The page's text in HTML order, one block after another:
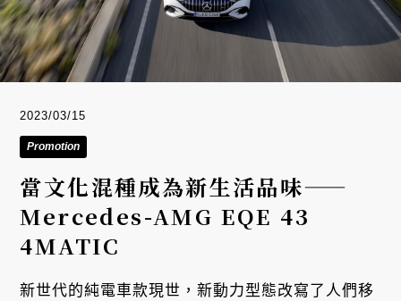
2023/03/15
Promotion
當文化混種成為新生活品味——
Mercedes-AMG EQE 43
4MATIC
新世代的純電車款現世，新動力型態改寫了人們移